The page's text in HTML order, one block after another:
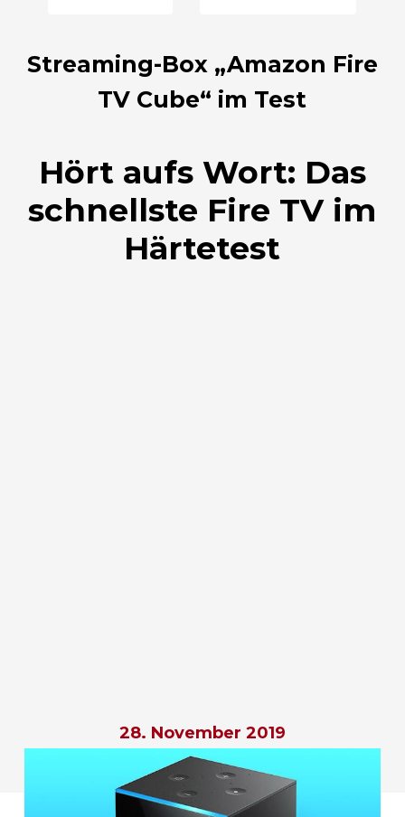
Streaming-Box „Amazon Fire
TV Cube“ im Test
Hört aufs Wort: Das
schnellste Fire TV im
Härtetest
28. November 2019